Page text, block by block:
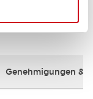
Genehmigungen &